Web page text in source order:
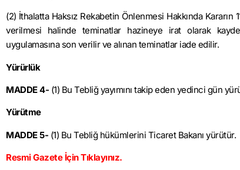
(2) İthalatta Haksız Rekabetin Önlenmesi Hakkında
verilmesi halinde teminatlar hazineye irat olarak
uygulamasına son verilir ve alınan teminatlar iade edilir.
Yürürlük
MADDE 4- (1) Bu Tebliğ yayımını takip eden yedinci gün
Yürütme
MADDE 5- (1) Bu Tebliğ hükümlerini Ticaret Bakanı yürütür.
Resmi Gazete İçin Tıklayınız.